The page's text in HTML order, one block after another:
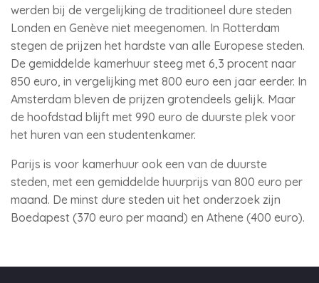
werden bij de vergelijking de traditioneel dure steden
Londen en Genève niet meegenomen. In Rotterdam
stegen de prijzen het hardste van alle Europese steden.
De gemiddelde kamerhuur steeg met 6,3 procent naar
850 euro, in vergelijking met 800 euro een jaar eerder. In
Amsterdam bleven de prijzen grotendeels gelijk. Maar
de hoofdstad blijft met 990 euro de duurste plek voor
het huren van een studentenkamer.
Parijs is voor kamerhuur ook een van de duurste
steden, met een gemiddelde huurprijs van 800 euro per
maand. De minst dure steden uit het onderzoek zijn
Boedapest (370 euro per maand) en Athene (400 euro).